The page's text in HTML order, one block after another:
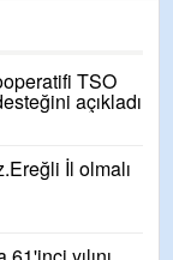
TSO
açıkladı
İl olmalı